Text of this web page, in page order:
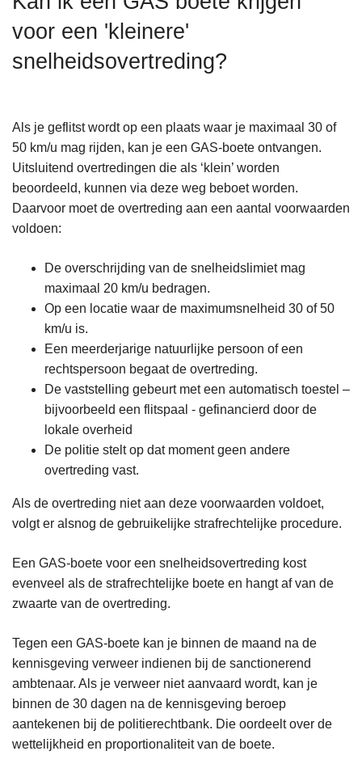
voor een 'kleinere'
snelheidsovertreding?
Als je geflitst wordt op een plaats waar je maximaal 30 of
50 km/u mag rijden, kan je een GAS-boete ontvangen.
Uitsluitend overtredingen die als ‘klein’ worden
beoordeeld, kunnen via deze weg beboet worden.
Daarvoor moet de overtreding aan een aantal voorwaarden
voldoen:
De overschrijding van de snelheidslimiet mag
maximaal 20 km/u bedragen.
Op een locatie waar de maximumsnelheid 30 of 50
km/u is.
Een meerderjarige natuurlijke persoon of een
rechtspersoon begaat de overtreding.
De vaststelling gebeurt met een automatisch toestel –
bijvoorbeeld een flitspaal - gefinancierd door de
lokale overheid
De politie stelt op dat moment geen andere
overtreding vast.
Als de overtreding niet aan deze voorwaarden voldoet,
volgt er alsnog de gebruikelijke strafrechtelijke procedure.
Een GAS-boete voor een snelheidsovertreding kost
evenveel als de strafrechtelijke boete en hangt af van de
zwaarte van de overtreding.
Tegen een GAS-boete kan je binnen de maand na de
kennisgeving verweer indienen bij de sanctionerend
ambtenaar. Als je verweer niet aanvaard wordt, kan je
binnen de 30 dagen na de kennisgeving beroep
aantekenen bij de politierechtbank. Die oordeelt over de
wettelijkheid en proportionaliteit van de boete.